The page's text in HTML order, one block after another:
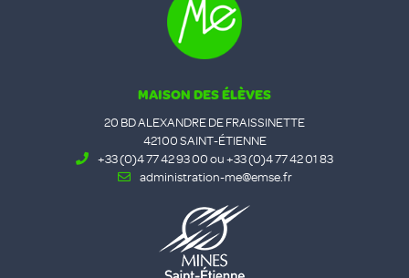
MAISON DES ÉLÈVES
20 BD ALEXANDRE DE FRAISSINETTE
42100 SAINT-ÉTIENNE
+33 (0)4 77 42 93 00 ou +33 (0)4 77 42 01 83
administration-me@emse.fr